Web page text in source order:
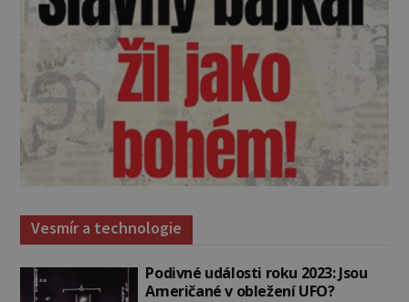
Vesmír a technologie
Podivné události roku 2023: Jsou
Američané v obležení UFO?